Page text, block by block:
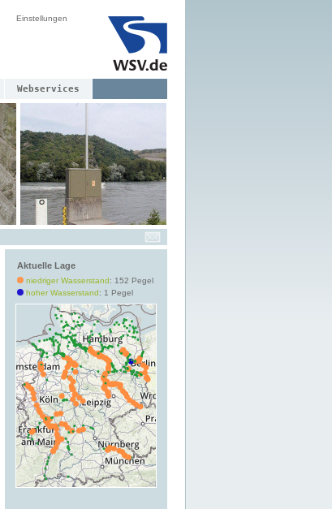
Einstellungen
Webservices
Aktuelle Lage
niedriger Wasserstand: 152 Pegel
hoher Wasserstand: 1 Pegel